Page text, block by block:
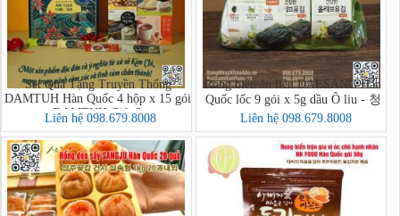
Set Quà Tặng Truyền Thống
DAMTUH Hàn Quốc 4 hộp x 15 gói
- DAMTUH Gift Set
Liên hệ 098.679.8008
Rong biển ăn liền DAESANG Hàn
Quốc lốc 9 gói x 5g dầu Ô liu - 청
정원 올리브유 재래김
Liên hệ 098.679.8008